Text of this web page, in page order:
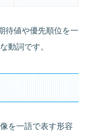
待値や優先順位を一
動詞です。
を一語で表す形容